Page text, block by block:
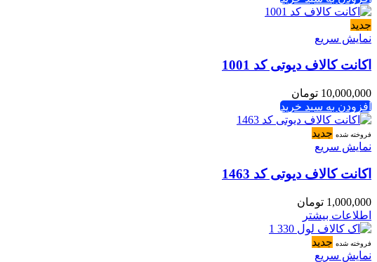
جدید
نمایش سریع
اکانت کالاف دیوتی کد 1001
10,000,000 تومان
افزودن به سبد خرید
فروخته شده جدید
نمایش سریع
اکانت کالاف دیوتی کد 1463
1,000,000 تومان
اطلاعات بیشتر
فروخته شده جدید
نمایش سریع